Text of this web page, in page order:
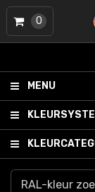
MENU
0